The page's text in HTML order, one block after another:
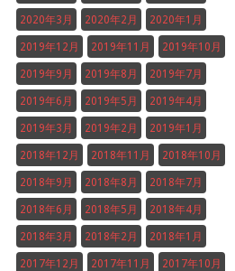
2020年3月 2020年2月 2020年1月
2019年12月 2019年11月 2019年10月
2019年9月 2019年8月 2019年7月
2019年6月 2019年5月 2019年4月
2019年3月 2019年2月 2019年1月
2018年12月 2018年11月 2018年10月
2018年9月 2018年8月 2018年7月
2018年6月 2018年5月 2018年4月
2018年3月 2018年2月 2018年1月
2017年12月 2017年11月 2017年10月